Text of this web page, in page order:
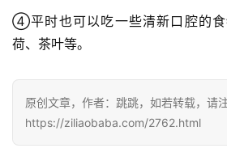
④平时也可以吃一些清新口腔的
荷、茶叶等。
原创文章，作者：跳跳，如若转载，请注
https://ziliaobaba.com/2762.html